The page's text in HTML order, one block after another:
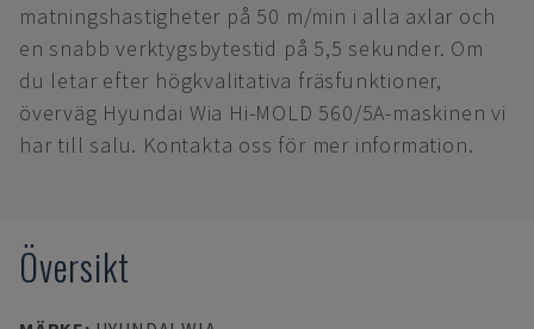
matningshastigheter på 50 m/min i alla axlar och
en snabb verktygsbytestid på 5,5 sekunder. Om
du letar efter högkvalitativa fräsfunktioner,
överväg Hyundai Wia Hi-MOLD 560/5A-maskinen vi
har till salu. Kontakta oss för mer information.
Översikt